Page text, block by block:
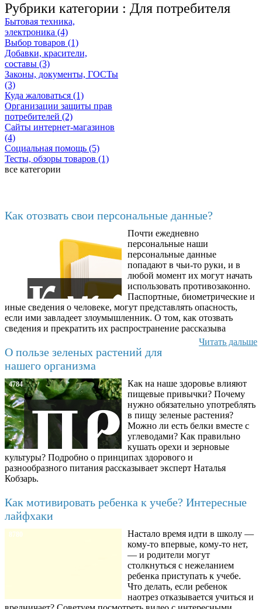
Рубрики категории : Для потребителя
Бытовая техника,
электроника (4)
Выбор товаров (1)
Добавки, красители,
составы (3)
Законы, документы, ГОСТы
(3)
Куда жаловаться (1)
Организации защиты прав
потребителей (2)
Сайты интернет-магазинов
(4)
Социальная помощь (5)
Тесты, обзоры товаров (1)
все категории
Как отозвать свои персональные данные?
Почти ежедневно
персональные наши
персональные данные
попадают в чьи-то руки, и в
любой момент их могут начать
использовать противозаконно.
Паспортные, биометрические и
иные сведения о человеке, могут представлять опасность,
если ими завладеет злоумышленник. О том, как отозвать
сведения и прекратить их распространение рассказыва
Читать дальше
О пользе зеленых растений для
нашего организма
4784
Как на наше здоровье влияют
пищевые привычки? Почему
нужно обязательно употреблять
в пищу зеленые растения?
Можно ли есть белки вместе с
углеводами? Как правильно
кушать орехи и зерновые
культуры? Подробно о принципах здорового и
разнообразного питания рассказывает эксперт Наталья
Кобзарь.
Как мотивировать ребенка к учебе? Интересные
лайфхаки
8780
Настало время идти в школу —
кому-то впервые, кому-то нет,
— и родители могут
столкнуться с нежеланием
ребенка приступать к учебе.
Что делать, если ребенок
наотрез отказывается учиться и